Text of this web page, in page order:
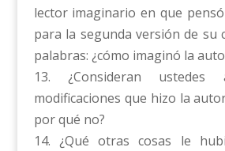
lector imaginario en que
para la segunda versión de su
palabras: ¿cómo imaginó la
13. ¿Consideran ustedes
modificaciones que hizo la
por qué no?
14. ¿Qué otras cosas le